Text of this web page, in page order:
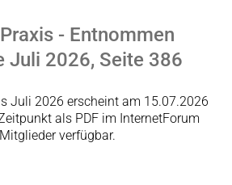
- Entnommen
Juli 2026, Seite 386
Juli 2026 erscheint am 15.07.2026
als PDF im InternetForum
verfügbar.